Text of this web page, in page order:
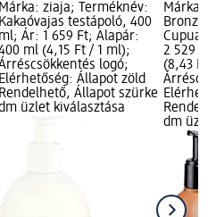
Márka: ziaja; Terméknév:
Kakaóvajas testápoló, 400
ml; Ár: 1 659 Ft; Alapár:
ml (4,15 Ft / 1 ml);
logó;
Elérhetőség: Állapot zöld
Rendelhető, Állapot szürke
üzlet kiválasztása
Márka:
2 529
(8,43 Ft
dm